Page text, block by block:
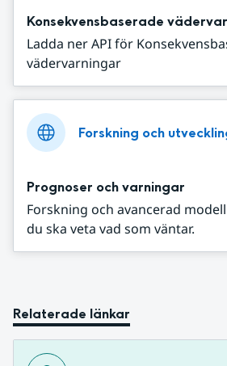
Konsekvensbaserade
Ladda ner API för
vädervarningar
Forskning och
Prognoser och varningar
Forskning och avancerad
du ska veta vad som väntar.
Relaterade länkar